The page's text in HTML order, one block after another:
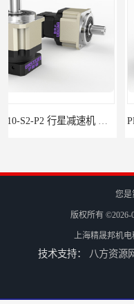
PLF60-
您是
版权所有 ©2026-
上海精晟邦机
技术支持： 八方资源